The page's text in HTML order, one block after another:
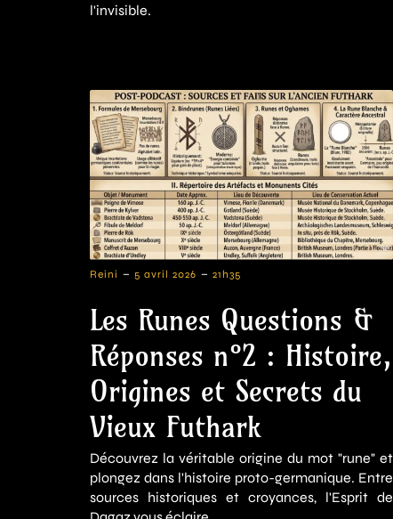
l'invisible.
Reini - 5 avril 2026 - 21h35
Les Runes Questions &
Réponses n°2 : Histoire,
Origines et Secrets du
Vieux Futhark
Découvrez la véritable origine du mot "rune" et
plongez dans l'histoire proto-germanique. Entre
sources historiques et croyances, l'Esprit de